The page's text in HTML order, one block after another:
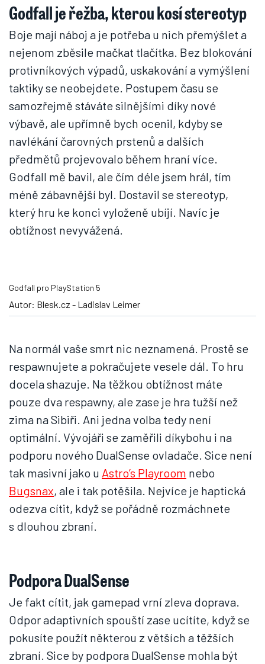
Godfall je řežba, kterou kosí stereotyp
Boje mají náboj a je potřeba u nich přemýšlet a
nejenom zběsile mačkat tlačítka. Bez blokování
protivníkových výpadů, uskakování a vymýšlení
taktiky se neobejdete. Postupem času se
samozřejmě stáváte silnějšími díky nové
výbavě, ale upřímně bych ocenil, kdyby se
navlékání čarovných prstenů a dalších
předmětů projevovalo během hraní více.
Godfall mě bavil, ale čím déle jsem hrál, tím
méně zábavnější byl. Dostavil se stereotyp,
který hru ke konci vyloženě ubíjí. Navíc je
obtížnost nevyvážená.
Godfall pro PlayStation 5
Autor: Blesk.cz - Ladislav Leimer
Na normál vaše smrt nic neznamená. Prostě se
respawnujete a pokračujete vesele dál. To hru
docela shazuje. Na těžkou obtížnost máte
pouze dva respawny, ale zase je hra tužší než
zima na Sibiři. Ani jedna volba tedy není
optimální. Vývojáři se zaměřili díkybohu i na
podporu nového DualSense ovladače. Sice není
tak masivní jako u Astro’s Playroom nebo
Bugsnax, ale i tak potěšila. Nejvíce je haptická
odezva cítit, když se pořádně rozmáchnete
s dlouhou zbraní.
Podpora DualSense
Je fakt cítit, jak gamepad vrní zleva doprava.
Odpor adaptivních spouští zase ucítíte, když se
pokusíte použít některou z větších a těžších
zbraní. Sice by podpora DualSense mohla být